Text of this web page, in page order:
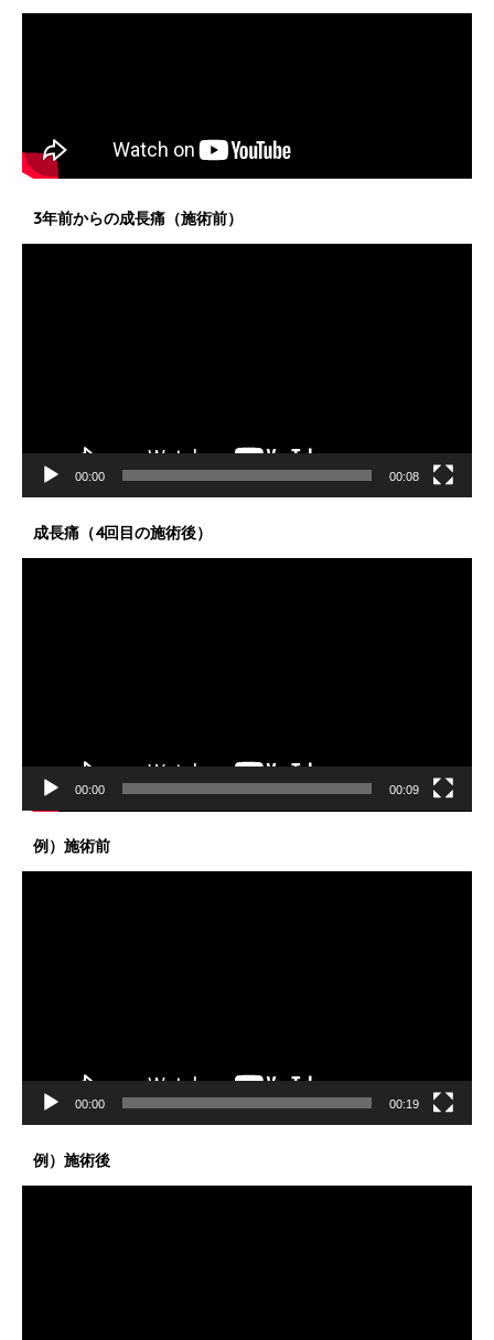
3年前からの成長痛（施術前）
00:00 00:08
成長痛（4回目の施術後）
00:00 00:09
例）施術前
00:00 00:19
例）施術後